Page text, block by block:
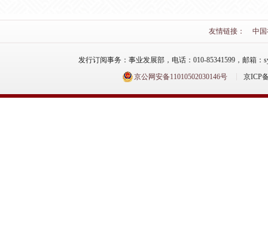
友情链接： 中
发行订阅事务：事业发展部，电话：010-85341599，邮箱：
京公网安备11010502030146号
京ICP